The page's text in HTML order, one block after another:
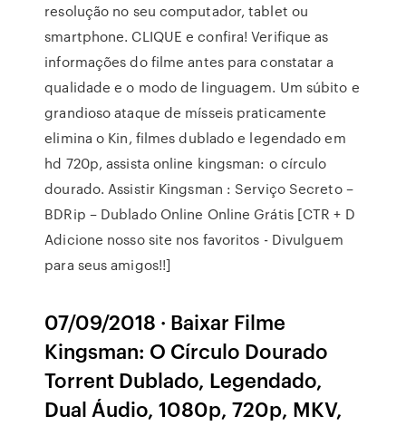
resolução no seu computador, tablet ou
smartphone. CLIQUE e confira! Verifique as
informações do filme antes para constatar a
qualidade e o modo de linguagem. Um súbito e
grandioso ataque de mísseis praticamente
elimina o Kin, filmes dublado e legendado em
hd 720p, assista online kingsman: o círculo
dourado. Assistir Kingsman : Serviço Secreto –
BDRip – Dublado Online Online Grátis [CTR + D
Adicione nosso site nos favoritos - Divulguem
para seus amigos!!]
07/09/2018 · Baixar Filme
Kingsman: O Círculo Dourado
Torrent Dublado, Legendado,
Dual Áudio, 1080p, 720p, MKV,